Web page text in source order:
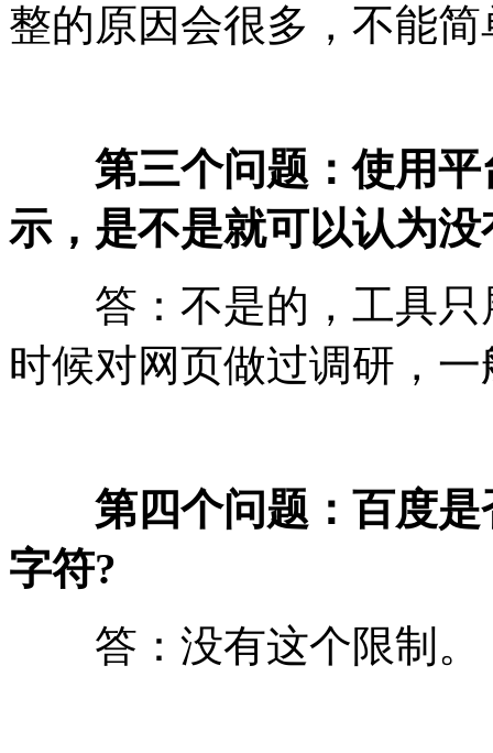
整的原因会很多，不能
第三个问题：使用
示，是不是就可以认为
答：不是的，工具只
时候对网页做过调研，
第四个问题：百度
字符?
答：没有这个限制。